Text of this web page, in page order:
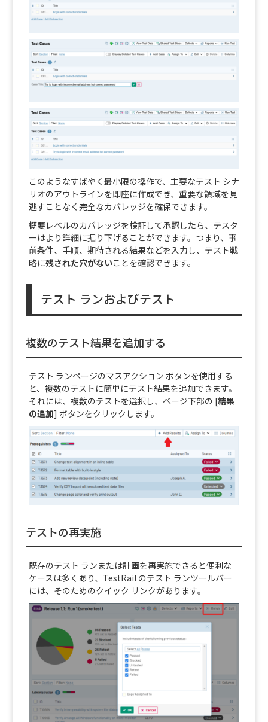
このようなすばやく最小限の操作で、主要なテスト シナ
リオのアウトラインを即座に作成でき、重要な領域を見
逃すことなく完全なカバレッジを確保できます。
概要レベルのカバレッジを検証して承認したら、テスタ
ーはより詳細に掘り下げることができます。 つまり、事
前条件、手順、期待される結果などを入力し、テスト戦
略に残された穴がないことを確認できます。
テスト ランおよびテスト
複数のテスト結果を追加する
テスト ランページのマスアクション ボタンを使用する
と、複数のテストに簡単にテスト結果を追加できます。
それには、複数のテストを選択し、ページ下部の [結果
の追加] ボタンをクリックします。
テストの再実施
既存のテスト ランまたは計画を再実施できると便利な
ケースは多くあり、TestRail のテスト ランツールバー
には、そのためのクイック リンクがあります。